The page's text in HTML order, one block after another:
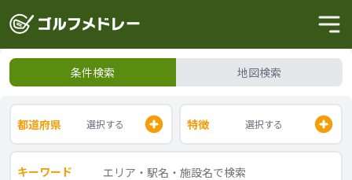
条件検索 地図検索
都道府県 選択する 特徴 選択する
キーワード